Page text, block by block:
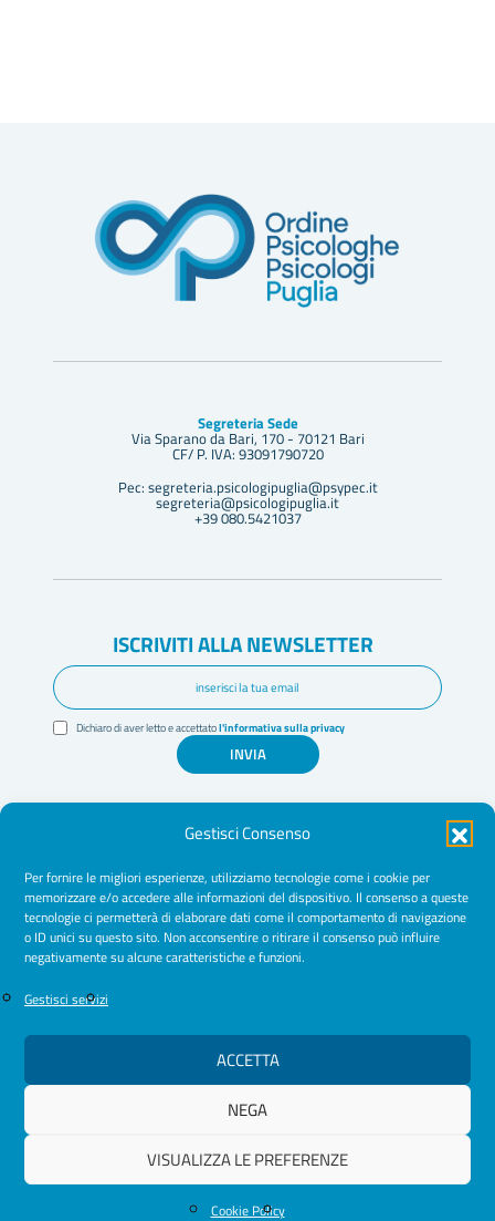
Gestisci Consenso
Per fornire le migliori esperienze, utilizziamo tecnologie come i cookie per
memorizzare e/o accedere alle informazioni del dispositivo. Il consenso a queste
tecnologie ci permetterà di elaborare dati come il comportamento di navigazione
o ID unici su questo sito. Non acconsentire o ritirare il consenso può influire
negativamente su alcune caratteristiche e funzioni.
Gestisci servizi
ACCETTA
NEGA
VISUALIZZA LE PREFERENZE
Cookie Policy
Segreteria Sede
Via Sparano da Bari, 170 - 70121 Bari
CF/ P. IVA: 93091790720
Pec: segreteria.psicologipuglia@psypec.it
segreteria@psicologipuglia.it
+39 080.5421037
ISCRIVITI ALLA NEWSLETTER
Dichiaro di aver letto e accettatol'informativa sulla privacy
INVIA
© 2026 Ordine Psicologhe e Psicologi Puglia
Amministrazione Trasparente
Normative
Cookie Policy
Privacy Policy